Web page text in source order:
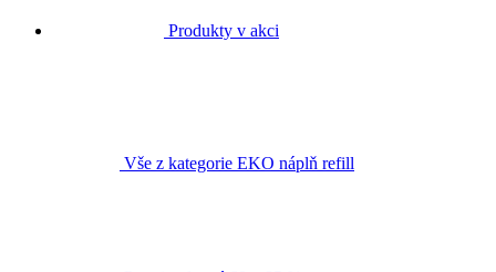
Produkty v akci
Vše z kategorie EKO náplň refill